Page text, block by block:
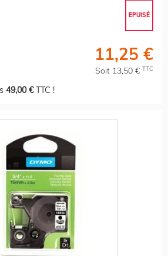
EPUISÉ
11,25 €
Soit 13,50 € TTC
49,00 €TTC !